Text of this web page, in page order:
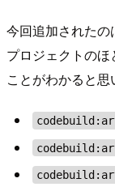
今回追加された
プロジェクトの
ことがわかると思